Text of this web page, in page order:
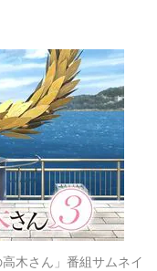
木さん」番組サムネイ